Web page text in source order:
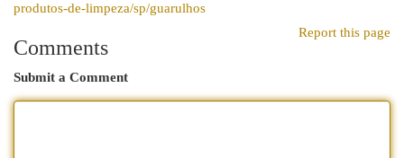
produtos-de-limpeza/sp/guarulhos
Report this page
Comments
Submit a Comment